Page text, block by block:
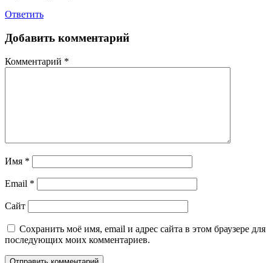
Ответить
Добавить комментарий
Комментарий *
Имя *
Email *
Сайт
Сохранить моё имя, email и адрес сайта в этом браузере для
последующих моих комментариев.